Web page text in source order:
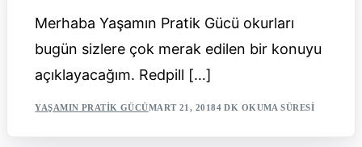
Merhaba Yaşamın Pratik Gücü okurları
bugün sizlere çok merak edilen bir konuyu
açıklayacağım. Redpill […]
YAŞAMIN PRATIK GÜCÜMART 21, 20184 DK OKUMA SÜRESI